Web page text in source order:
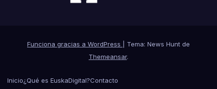
Funciona gracias a WordPress
Tema: News Hunt de
Themeansar.
Inicio¿Qué es EuskaDigital?Contacto